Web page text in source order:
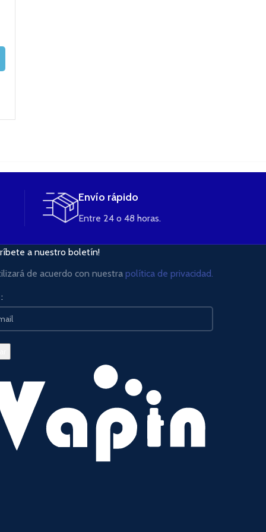
Envío rápido
Entre 24 o 48 horas.
a nuestro boletín!
de acuerdo con nuestra política de privacidad.